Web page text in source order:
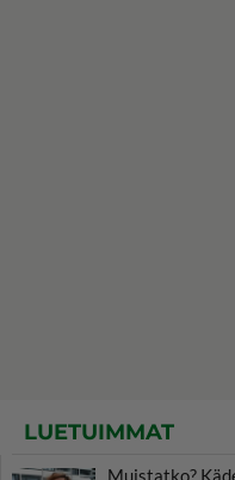
LUETUIMMAT
Muistatko?